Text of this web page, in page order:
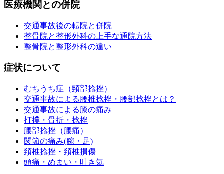
医療機関との併院
交通事故後の転院と併院
整骨院と整形外科の上手な通院方法
整骨院と整形外科の違い
症状について
むちうち症（頸部捻挫）
交通事故による腰椎捻挫・腰部捻挫とは？
交通事故による膝の痛み
打撲・骨折・捻挫
腰部捻挫（腰痛）
関節の痛み(腕・足)
頚椎捻挫・頚椎損傷
頭痛・めまい・吐き気